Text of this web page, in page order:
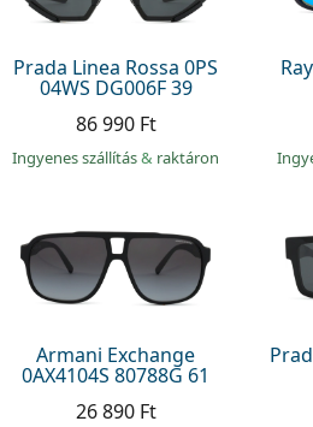
Prada Linea Rossa 0PS
04WS DG006F 39
86 990 Ft
Ingyenes szállítás& raktáron
Armani Exchange
0AX4104S 80788G 61
26 890 Ft